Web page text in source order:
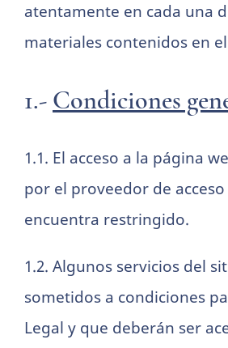
atentamente en cada una
materiales contenidos en
1.- Condiciones
1.1. El acceso a la página
por el proveedor de
encuentra restringido.
1.2. Algunos servicios del
sometidos a condiciones
Legal y que deberán ser
Necesarias
Estas
opcionales.
necesarias
para que
funcione la
Estadísticas
Para que
podamos
mejorar la